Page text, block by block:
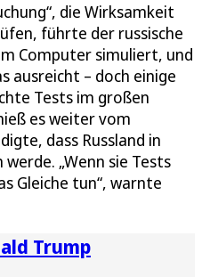
die Wirksamkeit
führte der russische
Computer simuliert, und
ausreicht – doch einige
Tests im großen
es weiter vom
dass Russland in
„Wenn sie Tests
Gleiche tun“, warnte
Trump